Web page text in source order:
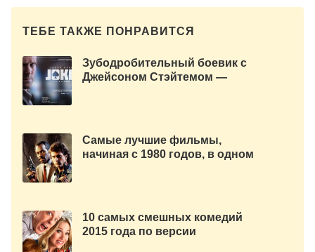
ТЕБЕ ТАКЖЕ ПОНРАВИТСЯ
Зубодробительный боевик с
Джейсоном Стэйтемом —
Самые лучшие фильмы,
начиная с 1980 годов, в одном
10 самых смешных комедий
2015 года по версии